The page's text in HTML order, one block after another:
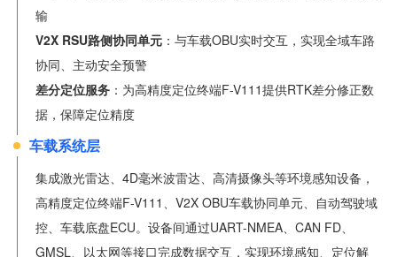
输
V2X RSU路侧协同单元 ：与车载OBU实时交互，实现全域车路
协同、主动安全预警
差分定位服务 ：为高精度定位终端F-V111提供RTK差分修正数
据，保障定位精度
车载系统层
集成激光雷达、4D毫米波雷达、高清摄像头等环境感知设备，
高精度定位终端F-V111、V2X OBU车载协同单元、自动驾驶域
控、车载底盘ECU。设备间通过UART-NMEA、CAN FD、
GMSL、以太网等接口完成数据交互，实现环境感知、定位解